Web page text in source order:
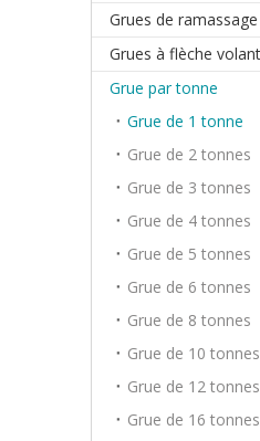
Grues de ramassage
Grue par tonne
Grue de 1 tonne
Grue de 2 tonnes
Grue de 3 tonnes
Grue de 4 tonnes
Grue de 5 tonnes
Grue de 6 tonnes
Grue de 8 tonnes
Grue de 10 tonnes
Grue de 12 tonnes
Grue de 16 tonnes